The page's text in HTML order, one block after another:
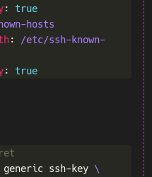
: true
hosts
: /etc/ssh-known-
: true
ssh-key